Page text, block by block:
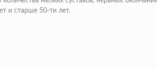
и старше 50-ти лет.